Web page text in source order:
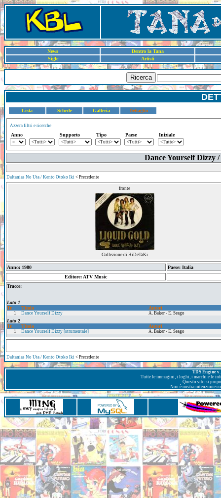
News
Dentro la Tana
Sigle
Artisti
Ricerca
Lista Schede Galleria Dettaglio
Azzera filtri e ricerche
Anno Supporto Tipo Paese Iniziale
Dance Yourself Dizzy
Daltanias No Uta / Kento Otoko Iki < Precedente
fronte
Collezione di HiDeTaKi
Anno: 1980
Paese: Italia
Editore: ATV Music
Tracce:
Lato 1
Tr.
Titolo Autori
1 Dance Yourself Dizzy A. Baker - E. Seago
Lato 2
Tr.
Titolo Autori
1 Dance Yourself Dizzy [strumentale] A. Baker - E. Seago
Daltanias No Uta / Kento Otoko Iki < Precedente
TDS Engine
Tutte le immagini, i loghi, i marchi e le
Questo sito si
Non è nostra intenzione